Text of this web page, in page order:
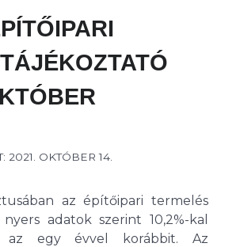
2021. OKTÓBER 14.
az építőipari termelés
adatok szerint 10,2%-kal
az egy évvel korábbit. Az